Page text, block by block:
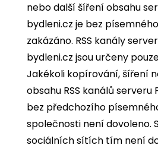
nebo další šíření obsahu
bydleni.cz je bez
zakázáno. RSS kanály
bydleni.cz jsou určeny
Jakékoli kopírování, šíření
obsahu RSS kanálů
bez předchozího
společnosti není dovoleno.
sociálních sítích tím není